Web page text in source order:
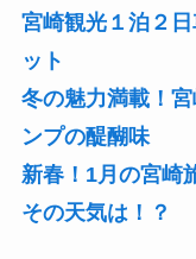
宮崎観光１泊２
ット
冬の魅力満載！
ンプの醍醐味
新春！1月の宮崎
その天気は！？